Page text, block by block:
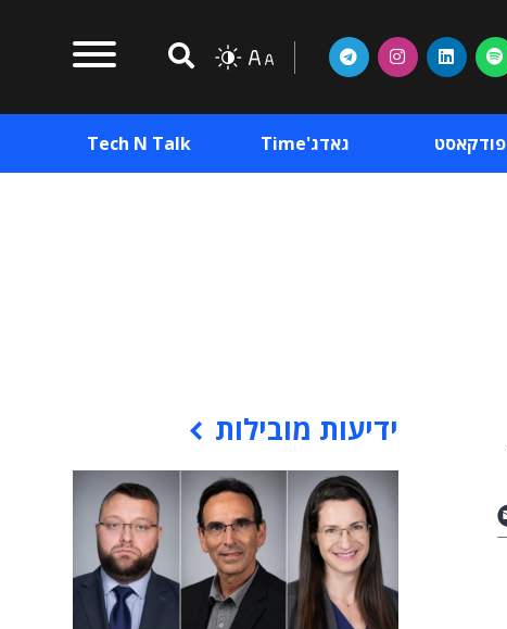
פודקאסט גאדג'Time Tech N Talk
ידיעות מובילות